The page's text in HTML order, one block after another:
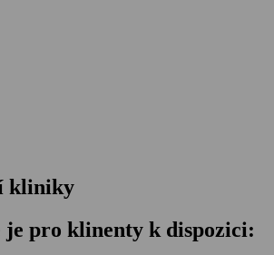
kliniky
je pro klinenty k dispozici: